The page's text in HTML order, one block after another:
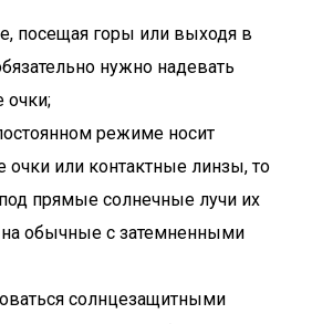
посещая горы или выходя в
нужно надевать
очки;
режиме носит
или контактные линзы, то
прямые солнечные лучи их
обычные с затемненными
солнцезащитными